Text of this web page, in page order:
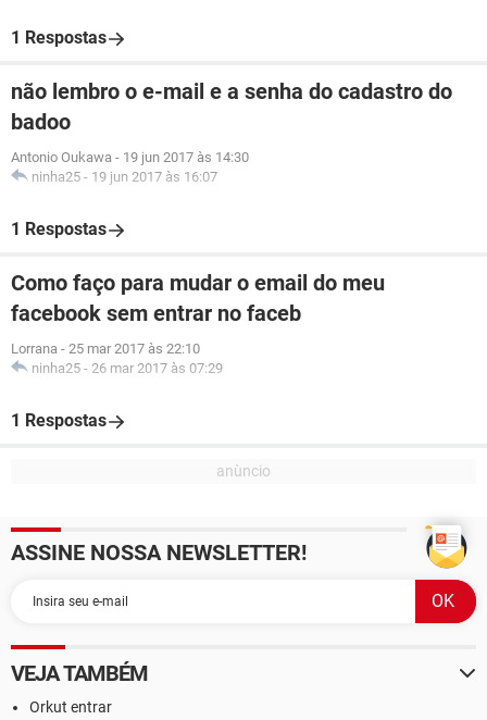
1 Respostas
não lembro o e-mail e a senha do cadastro do
badoo
Antonio Oukawa - 19 jun 2017 às 14:30
ninha25 - 19 jun 2017 às 16:07
1 Respostas
Como faço para mudar o email do meu
facebook sem entrar no faceb
Lorrana - 25 mar 2017 às 22:10
ninha25 - 26 mar 2017 às 07:29
1 Respostas
ASSINE NOSSA NEWSLETTER!
VEJA TAMBÉM
Orkut entrar